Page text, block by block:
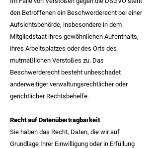
den Betroffenen ein Beschwerderecht bei einer
Aufsichtsbehörde, insbesondere in dem
Mitgliedstaat ihres gewöhnlichen Aufenthalts,
ihres Arbeitsplatzes oder des Orts des
mutmaßlichen Verstoßes zu. Das
Beschwerderecht besteht unbeschadet
anderweitiger verwaltungsrechtlicher oder
gerichtlicher Rechtsbehelfe.
Recht auf Datenübertragbarkeit
Sie haben das Recht, Daten, die wir auf
Grundlage Ihrer Einwilligung oder in Erfüllung